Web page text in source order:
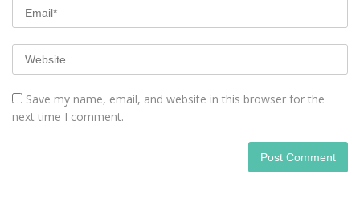
Save my name, email, and website in this browser for the
next time I comment.